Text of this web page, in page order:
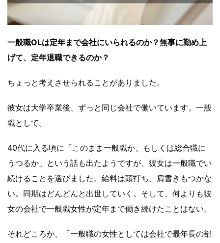
一般職OLは定年まで会社にいられるのか？無事に勤め上
げて、定年退職できるのか？
ちょっと考えさせられることがありました。
彼女は大学卒業後、ずっと同じ会社で働いています。一般
職として。
40代に入る頃に「このまま一般職か、もしくは総合職に
うつるか」という話も出たようですが、彼女は一般職でい
続けることを選びました。給料は頭打ち、肩書きもつかな
い。同期はどんどんと出世していく。そして、何よりも彼
女の会社で一般職女性が定年まで働き続けたことはない。
それどころか、「一般職の女性としては会社で最年長の部